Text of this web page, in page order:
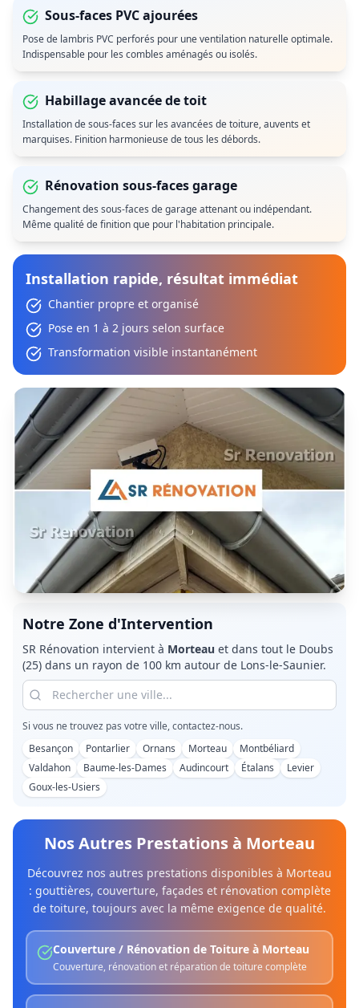
Sous-faces PVC ajourées
Pose de lambris PVC perforés pour une ventilation naturelle optimale.
Indispensable pour les combles aménagés ou isolés.
Habillage avancée de toit
Installation de sous-faces sur les avancées de toiture, auvents et
marquises. Finition harmonieuse de tous les débords.
Rénovation sous-faces garage
Changement des sous-faces de garage attenant ou indépendant.
Même qualité de finition que pour l'habitation principale.
Installation rapide, résultat immédiat
Chantier propre et organisé
Pose en 1 à 2 jours selon surface
Transformation visible instantanément
Notre Zone d'Intervention
SR Rénovation intervient à Morteau et dans tout le Doubs
(25) dans un rayon de 100 km autour de Lons-le-Saunier.
Si vous ne trouvez pas votre ville, contactez-nous.
Besançon
Pontarlier Ornans Morteau
Montbéliard
Valdahon
Baume-les-Dames Audincourt Étalans
Levier
Goux-les-Usiers
Nos Autres Prestations à Morteau
Découvrez nos autres prestations disponibles à Morteau
: gouttières, couverture, façades et rénovation complète
de toiture, toujours avec la même exigence de qualité.
Couverture / Rénovation de Toiture à Morteau
Couverture, rénovation et réparation de toiture complète